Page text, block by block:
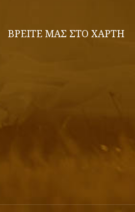
ΒΡΕΙΤΕ ΜΑΣ ΣΤΟ ΧΑΡΤΗ